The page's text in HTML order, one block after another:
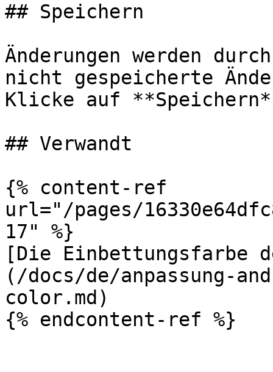
## Speichern
Änderungen werden
nicht gespeicherte
Klicke auf
## Verwandt
{% content-ref
url="/pages/
17" %}
[Die Einbettungsfarbe
(/docs/de/anpassung-
color.md)
{% endcontent-ref %}